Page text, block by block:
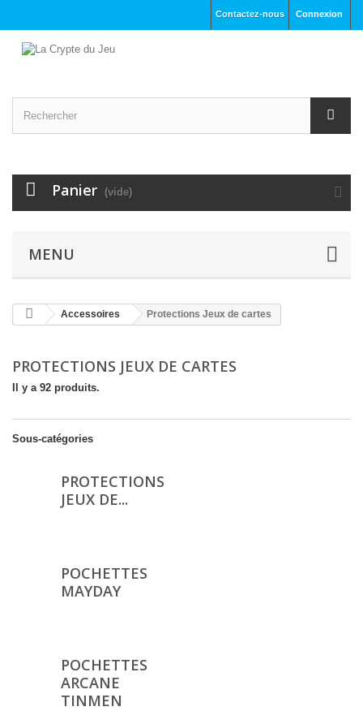
Connexion
Contactez-nous
Panier (vide)
MENU
Accessoires Protections Jeux de cartes
PROTECTIONS JEUX DE CARTES
Il y a 92 produits.
Sous-catégories
PROTECTIONS
JEUX DE...
POCHETTES
MAYDAY
POCHETTES
ARCANE
TINMEN